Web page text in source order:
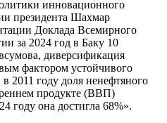
инновационного
президента Шахмар
Доклада Всемирного
за 2024 год в Баку 10
диверсификация
фактором устойчивого
2011 году доля ненефтяного
продукте (ВВП)
году она достигла 68%».